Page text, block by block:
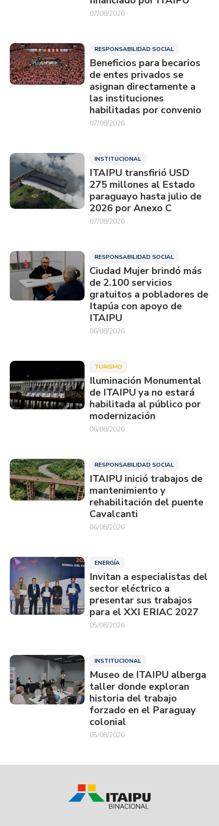
07/08/2026
RESPONSABILIDAD SOCIAL
Beneficios para becarios
de entes privados se
asignan directamente a
las instituciones
habilitadas por convenio
07/08/2026
INSTITUCIONAL
ITAIPU transfirió USD
275 millones al Estado
paraguayo hasta julio de
2026 por Anexo C
07/08/2026
RESPONSABILIDAD SOCIAL
Ciudad Mujer brindó más
de 2.100 servicios
gratuitos a pobladores de
Itapúa con apoyo de
ITAIPU
06/08/2026
TURISMO
Iluminación Monumental
de ITAIPU ya no estará
habilitada al público por
modernización
06/08/2026
RESPONSABILIDAD SOCIAL
ITAIPU inició trabajos de
mantenimiento y
rehabilitación del puente
Cavalcanti
06/08/2026
ENERGÍA
Invitan a especialistas del
sector eléctrico a
presentar sus trabajos
para el XXI ERIAC 2027
05/08/2026
INSTITUCIONAL
Museo de ITAIPU alberga
taller donde exploran
historia del trabajo
forzado en el Paraguay
colonial
05/08/2026